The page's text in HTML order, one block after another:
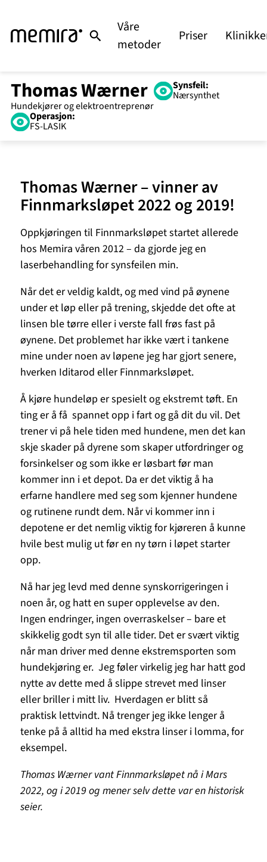
Våre
metoder
Priser
Thomas Wærner Synsfeil:
Nærsynthet
Operasjon:
FS-LASIK
Thomas Wærner – vinner av
Finnmarksløpet 2022 og 2019!
Oppkjøringen til Finnmarksløpet startet allerede
hos Memira våren 2012 – da gjorde jeg en
laserbehandling for synsfeilen min.
Når det er veldig kaldt, og med vind på øynene
under et løp eller på trening, skjedde det ofte at
linsen ble tørre eller i verste fall frøs fast på
øynene. Det problemet har ikke vært i tankene
mine under noen av løpene jeg har gjort senere,
hverken Iditarod eller Finnmarksløpet.
Å kjøre hundeløp er spesielt og ekstremt tøft. En
ting er å få spannet opp i fart og gå dit du vil. Det
trener vi på hele tiden med hundene, men det kan
skje skader på dyrene som skaper utfordringer og
forsinkelser og som ikke er løsbart før man
kommer inn i et depot. Da er det viktig å ha
erfarne handlere med seg som kjenner hundene
og rutinene rundt dem. Når vi kommer inn i
depotene er det nemlig viktig for kjøreren å kunne
hvile best mulig ut før en ny tørn i løpet starter
opp.
Nå har jeg levd med denne synskorrigeringen i
noen år, og hatt en super opplevelse av den.
Ingen endringer, ingen overraskelser – bare et
skikkelig godt syn til alle tider. Det er svært viktig
når man driver med denne ekstremsporten som
hundekjøring er. Jeg føler virkelig jeg har hatt god
nytte av dette med å slippe strevet med linser
eller briller i mitt liv. Hverdagen er blitt så
praktisk lettvindt. Nå trenger jeg ikke lenger å
tenke på å alltid ha med ekstra linser i lomma, for
eksempel.
Thomas Wærner vant Finnmarksløpet nå i Mars
2022, og i 2019 og mener selv dette var en historisk
seier.